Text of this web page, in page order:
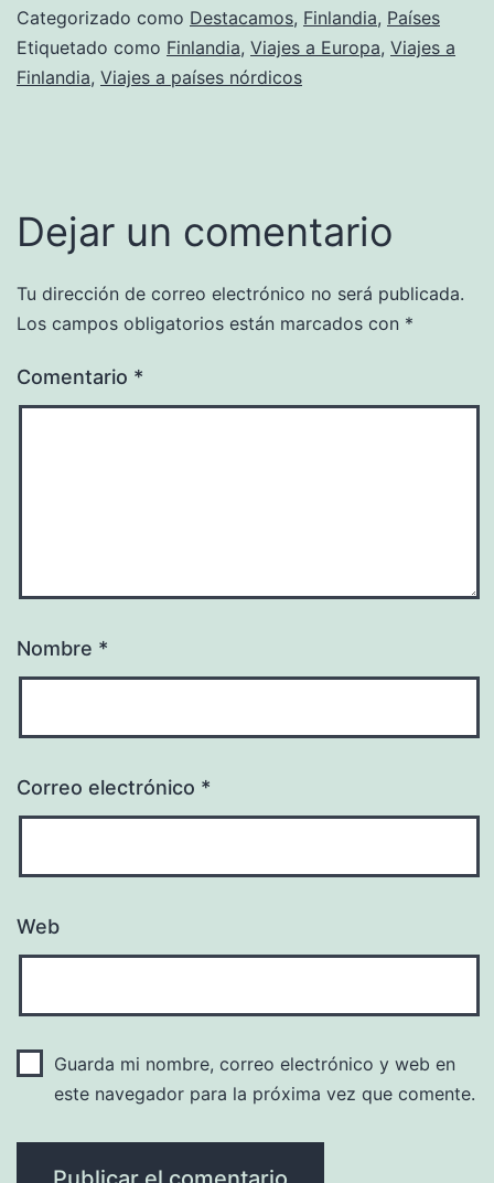
Categorizado como Destacamos, Finlandia, Países
Etiquetado como Finlandia, Viajes a Europa, Viajes a
Finlandia, Viajes a países nórdicos
Dejar un comentario
Tu dirección de correo electrónico no será publicada.
Los campos obligatorios están marcados con *
Comentario *
Nombre *
Correo electrónico *
Web
Guarda mi nombre, correo electrónico y web en
este navegador para la próxima vez que comente.